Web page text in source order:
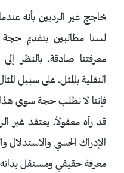
يحاجج غير الرديين بأنه
لسنا مطالبين بتقديم
معرفتنا صادقة. بالنظر إلى
النقلية بالمثل. على سبيل
فإننا لا نطلب حجة سوى هذا
قد رآه معقولاً. يعتقد غير
الإدراك الحسي والاستدلال
معرفة حقيقي ومستقل